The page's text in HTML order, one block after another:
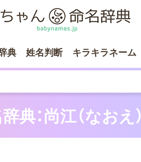
典 姓名判断 キラキラネーム
典：尚江（なおえ）